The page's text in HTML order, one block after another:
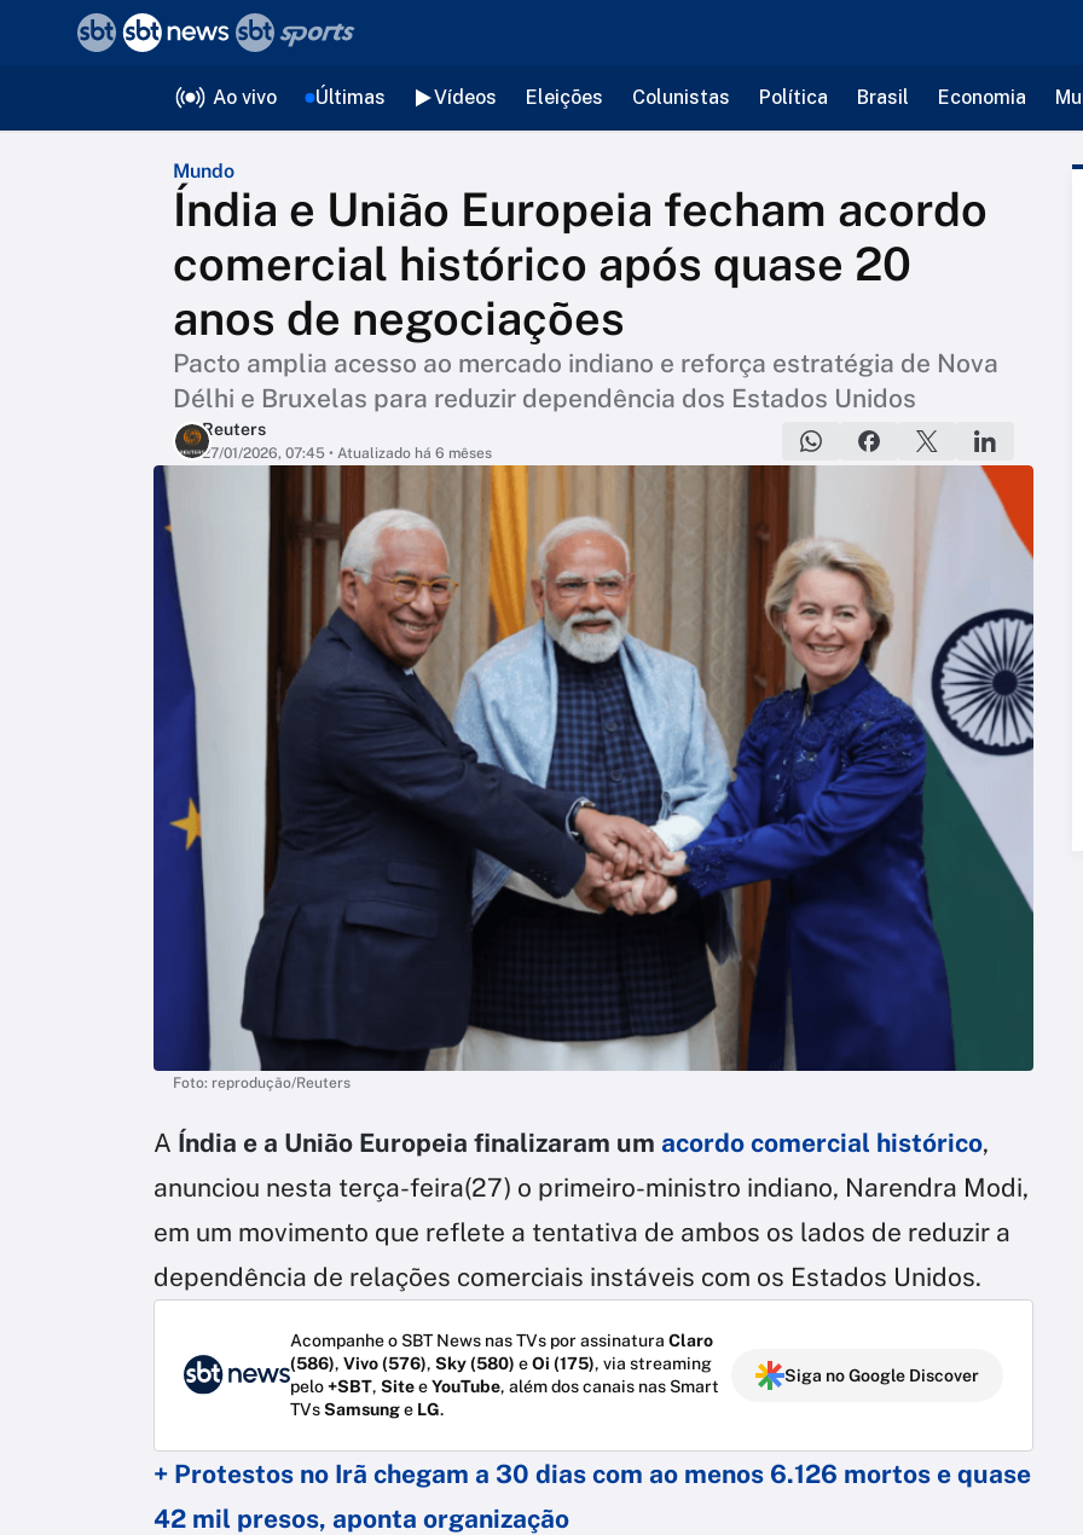
Ao vivo Últimas Vídeos Eleições Colunistas Política Brasil Economia
Mundo
Índia e União Europeia fecham acordo
comercial histórico após quase 20
anos de negociações
Pacto amplia acesso ao mercado indiano e reforça estratégia de Nova
Délhi e Bruxelas para reduzir dependência dos Estados Unidos
Reuters
27/01/2026, 07:45 • Atualizado há 6 mêses
Foto: reprodução/Reuters
A Índia e a União Europeia finalizaram um acordo comercial histórico,
anunciou nesta terça-feira(27) o primeiro-ministro indiano, Narendra Modi,
em um movimento que reflete a tentativa de ambos os lados de reduzir a
dependência de relações comerciais instáveis com os Estados Unidos.
Acompanhe o SBT News nas TVs por assinatura Claro
(586), Vivo (576), Sky (580) eOi (175), via streaming
pelo+SBT, SiteeYouTube, além dos canais nas Smart
TVsSamsunge LG.
Siga no Google Discover
+ Protestos no Irã chegam a 30 dias com ao menos 6.126 mortos e quase
42 mil presos, aponta organização
voltar
Editorias